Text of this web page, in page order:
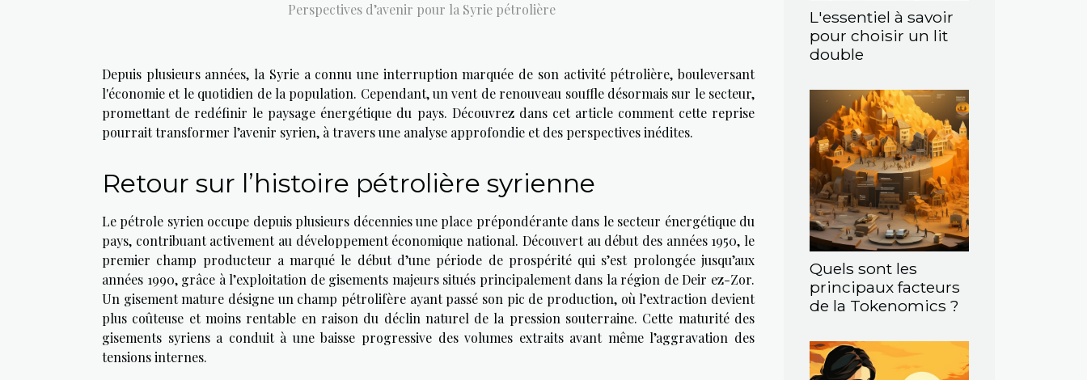
Perspectives d’avenir pour la Syrie pétrolière
Depuis plusieurs années, la Syrie a connu une interruption marquée de son activité pétrolière, bouleversant
l'économie et le quotidien de la population. Cependant, un vent de renouveau souffle désormais sur le secteur,
promettant de redéfinir le paysage énergétique du pays. Découvrez dans cet article comment cette reprise
pourrait transformer l’avenir syrien, à travers une analyse approfondie et des perspectives inédites.
Retour sur l’histoire pétrolière syrienne
Le pétrole syrien occupe depuis plusieurs décennies une place prépondérante dans le secteur énergétique du
pays, contribuant activement au développement économique national. Découvert au début des années 1950, le
premier champ producteur a marqué le début d’une période de prospérité qui s’est prolongée jusqu’aux
années 1990, grâce à l’exploitation de gisements majeurs situés principalement dans la région de Deir ez-Zor.
Un gisement mature désigne un champ pétrolifère ayant passé son pic de production, où l’extraction devient
plus coûteuse et moins rentable en raison du déclin naturel de la pression souterraine. Cette maturité des
gisements syriens a conduit à une baisse progressive des volumes extraits avant même l’aggravation des
tensions internes.
L'essentiel à savoir
pour choisir un lit
double
Quels sont les
principaux facteurs
de la Tokenomics ?